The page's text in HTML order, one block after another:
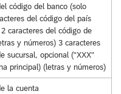
código del banco (solo
del código del país
caracteres del código de
y números) 3 caracteres
sucursal, opcional ("XXX"
principal) (letras y números)
la cuenta